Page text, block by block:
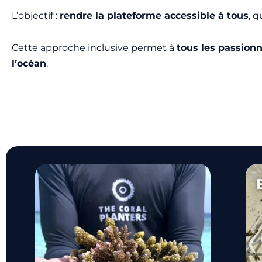
L’objectif : rendre la plateforme accessible à tous,
Cette approche inclusive permet à tous les
l’océan.